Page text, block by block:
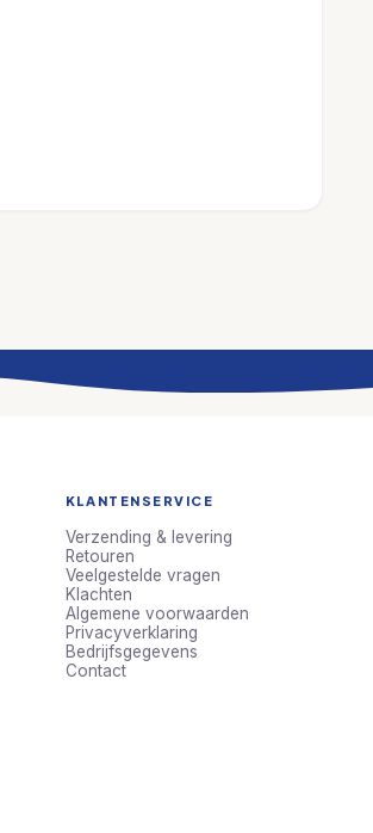
KLANTENSERVICE
Verzending & levering
Retouren
Veelgestelde vragen
Klachten
Algemene voorwaarden
Privacyverklaring
Bedrijfsgegevens
Contact